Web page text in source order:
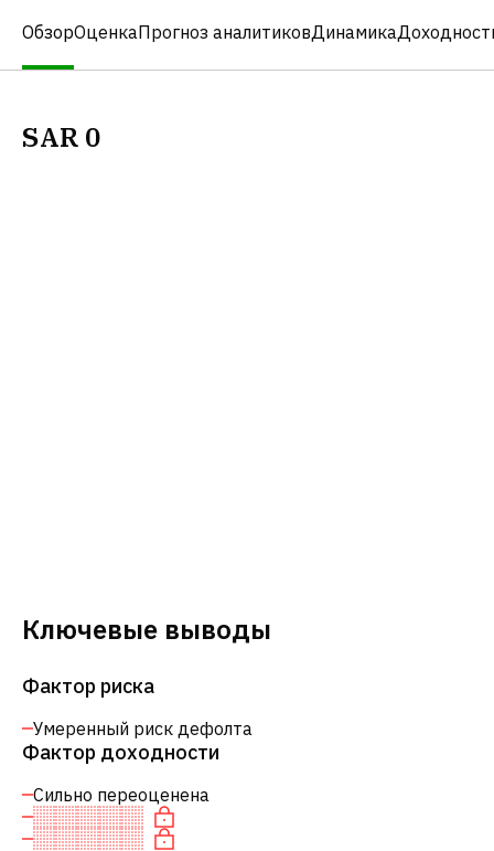
ОбзорОценкаПрогноз аналитиковДинамика
SAR 0
Ключевые выводы
Фактор риска
Умеренный риск дефолта
Фактор доходности
Сильно переоценена